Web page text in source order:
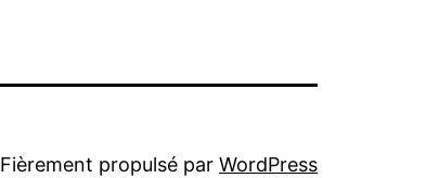
Fièrement propulsé par WordPress